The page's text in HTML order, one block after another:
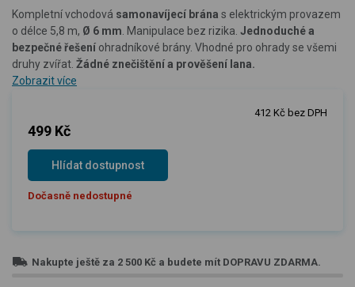
Kompletní vchodová samonavíjecí brána s elektrickým provazem
o délce 5,8 m, Ø 6 mm . Manipulace bez rizika. Jednoduché a
bezpečné řešení ohradníkové brány. Vhodné pro ohrady se všemi
druhy zvířat. Žádné znečištění a prověšení lana.
Zobrazit více
499 Kč
412 Kč bez DPH
Hlídat dostupnost
Dočasně nedostupné
Nakupte ještě za 2 500 Kč a budete mít DOPRAVU ZDARMA.